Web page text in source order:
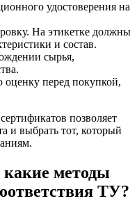
удостоверения на
На этикетке должны
и состав.
сырья,
оценку перед покупкой,
позволяет
и выбрать тот, который
методы
ТУ?